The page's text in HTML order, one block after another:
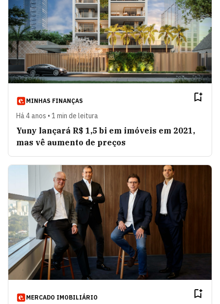
MINHAS FINANÇAS
Há 4 anos • 1 min de leitura
Yuny lançará R$ 1,5 bi em imóveis em 2021,
mas vê aumento de preços
MERCADO IMOBILIÁRIO